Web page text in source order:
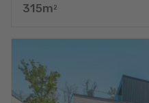
315m 2